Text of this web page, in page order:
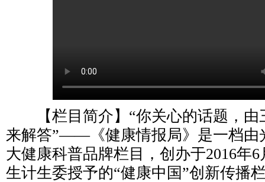
【栏目简介】“你关心的话题，由
来解答”——《健康情报局》是一档由
大健康科普品牌栏目，创办于2016年
生计生委授予的“健康中国”创新传播